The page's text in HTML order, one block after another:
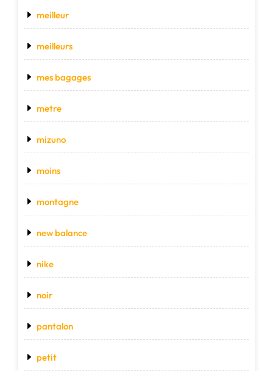
meilleur
meilleurs
mes bagages
metre
mizuno
moins
montagne
new balance
nike
noir
pantalon
petit